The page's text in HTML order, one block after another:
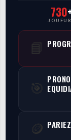
Resultats/
Discussion
Programmes
730
📘
🎯
🪙